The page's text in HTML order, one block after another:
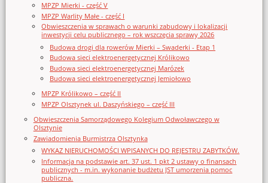
MPZP Mierki - część V
MPZP Warlity Małe - część I
Obwieszczenia w sprawach o warunki zabudowy i lokalizacji
inwestycji celu publicznego – rok wszczęcia sprawy 2026
Budowa drogi dla rowerów Mierki – Swaderki - Etap 1
Budowa sieci elektroenergetycznej Królikowo
Budowa sieci elektroenergetycznej Marózek
Budowa sieci elektroenergetycznej Jemiołowo
MPZP Królikowo – część II
MPZP Olsztynek ul. Daszyńskiego – część III
Obwieszczenia Samorządowego Kolegium Odwoławczego w
Olsztynie
Zawiadomienia Burmistrza Olsztynka
WYKAZ NIERUCHOMOŚCI WPISANYCH DO REJESTRU ZABYTKÓW.
Informacja na podstawie art. 37 ust. 1 pkt 2 ustawy o finansach
publicznych - m.in. wykonanie budżetu JST umorzenia pomoc
publiczna.